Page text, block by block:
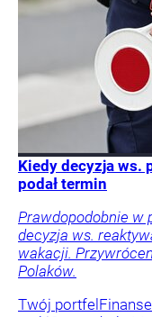
Kiedy decyzja ws.
podał termin
Prawdopodobnie w
decyzja ws.
wakacji.
Polaków.
Twój portfel